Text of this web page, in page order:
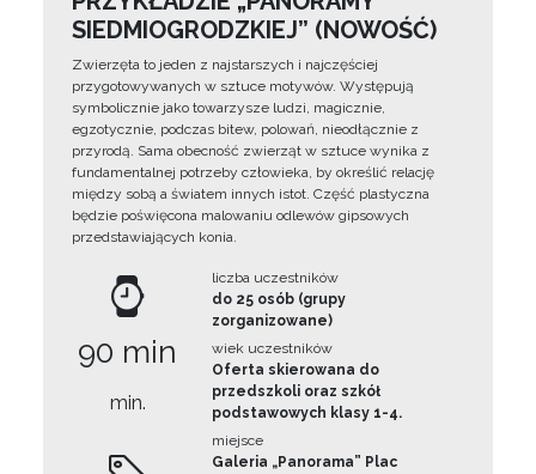
SIEDMIOGRODZKIEJ” (NOWOŚĆ)
Zwierzęta to jeden z najstarszych i najczęściej
przygotowywanych w sztuce motywów. Występują
symbolicznie jako towarzysze ludzi, magicznie,
egzotycznie, podczas bitew, polowań, nieodłącznie z
przyrodą. Sama obecność zwierząt w sztuce wynika z
fundamentalnej potrzeby człowieka, by określić relację
między sobą a światem innych istot. Część plastyczna
będzie poświęcona malowaniu odlewów gipsowych
przedstawiających konia.
90 min
min.
liczba uczestników
do 25 osób (grupy
zorganizowane)
wiek uczestników
Oferta skierowana do
przedszkoli oraz szkół
podstawowych klasy 1-4.
miejsce
Galeria „Panorama” Plac